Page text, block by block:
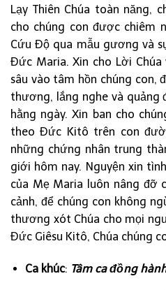
Lạy Thiên Chúa toàn năng,
cho chúng con được chiêm
Cứu Độ qua mẫu gương và
Đức Maria. Xin cho Lời
sâu vào tâm hồn chúng con,
thương, lắng nghe và quảng
hằng ngày. Xin ban cho
theo Đức Kitô trên con
những chứng nhân trung
giới hôm nay. Nguyện xin
của Mẹ Maria luôn nâng đỡ
cảnh, để chúng con không
thương xót Chúa cho mọi
Đức Giêsu Kitô, Chúa chúng
Ca khúc: Tâm ca đồng